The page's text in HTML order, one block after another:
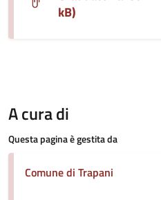
kB)
A cura di
Questa pagina è gestita da
Comune di Trapani